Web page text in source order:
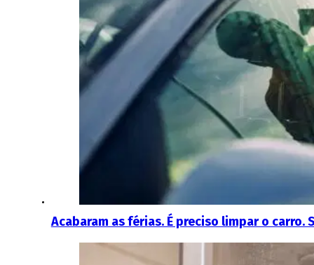
Acabaram as férias. É preciso limpar o carro.